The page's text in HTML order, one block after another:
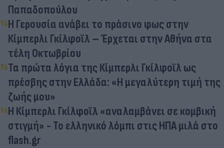
Παπαδοπούλου
Η Γερουσία ανάβει το πράσινο φως στην
Κίμπερλι Γκίλφοϊλ – Έρχεται στην Αθήνα στα
τέλη Οκτωβρίου
Τα πρώτα λόγια της Κίμπερλι Γκίλφοϊλ ως
πρέσβης στην Ελλάδα: «Η μεγαλύτερη τιμή της
ζωής μου»
Η Κίμπερλι Γκίλφοϊλ «αναλαμβάνει σε κομβική
στιγμή» - Το ελληνικό λόμπι στις ΗΠΑ μιλά στο
flash.gr